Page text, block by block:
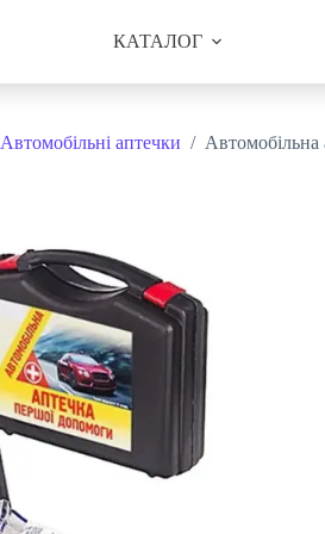
КАТАЛОГ
Автомобільні аптечки /